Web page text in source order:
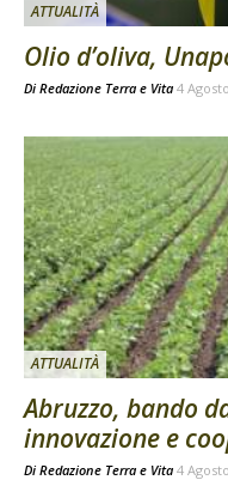
ATTUALITÀ
Olio d’oliva,
Di Redazione Terra e Vita 4
ATTUALITÀ
Abruzzo, bando
innovazione e
Di Redazione Terra e Vita 4